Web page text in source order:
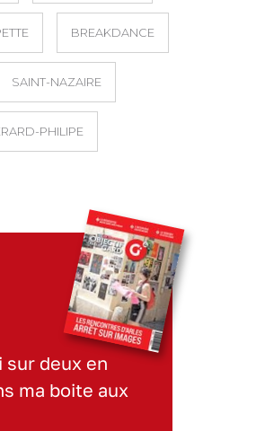
BREAKDANCE
SAINT-NAZAIRE
PHILIPE
sur deux en
ma boite aux